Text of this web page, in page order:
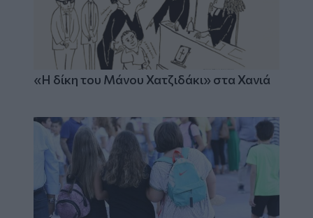
«Η δίκη του Μάνου Χατζιδάκι» στα Χανιά